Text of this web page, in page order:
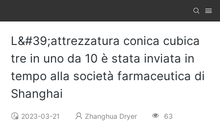
L&#39;attrezzatura conica cubica
tre in uno da 10 è stata inviata in
tempo alla società farmaceutica di
Shanghai
2023-03-21 Zhanghua Dryer 63